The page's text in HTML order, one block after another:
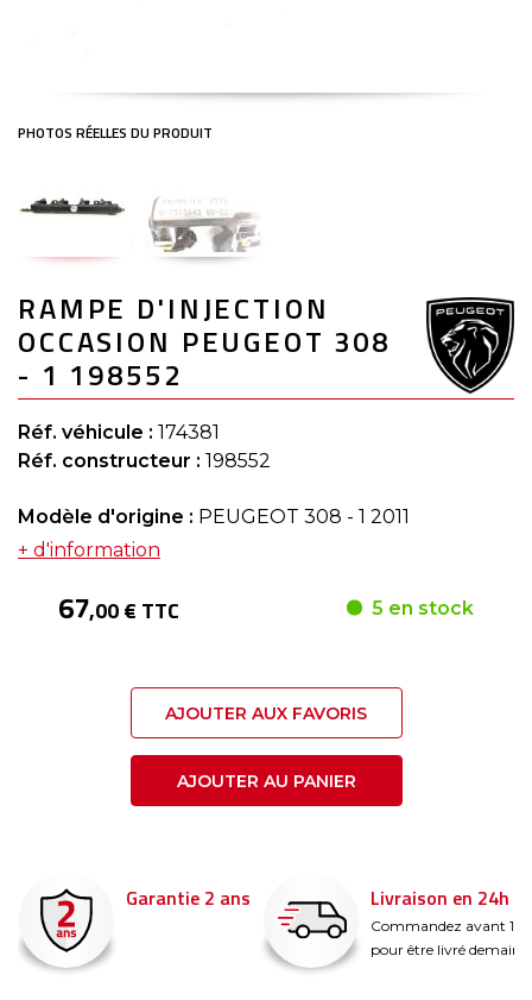
to
the
beginning
the
images
gallery
RAMPE D'INJECTION
OCCASION PEUGEOT 308
- 1 198552
Réf. véhicule : 174381
Réf. constructeur : 198552
Modèle d'origine : PEUGEOT 308 - 1 2011
+ d'information
67,00 € TTC 5 en stock
AJOUTER AUX FAVORIS
AJOUTER AU PANIER
Garantie 2 ans Livraison en 24h
Commandez avant 14h
pour être livré demain !